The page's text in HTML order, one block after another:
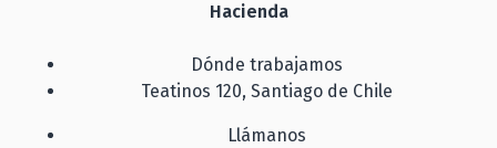
Hacienda
Dónde trabajamos
Teatinos 120, Santiago de Chile
Llámanos